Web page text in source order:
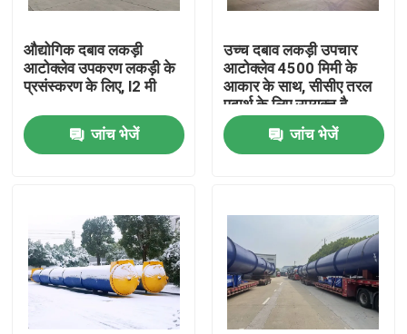
उत्पाद
औद्योगिक दबाव लकड़ी
आटोक्लेव उपकरण लकड़ी के
प्रसंस्करण के लिए, l2 मी
जांच भेजें
उच्च दबाव लकड़ी उपचार
आटोक्लेव 4500 मिमी के
आकार के साथ, सीसीए तरल
पदार्थ के लिए उपयुक्त है
जांच भेजें